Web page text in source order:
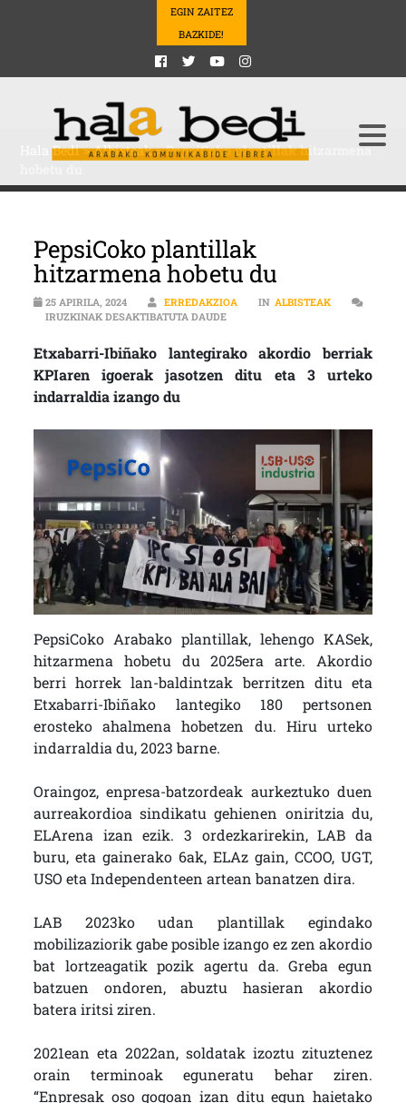
EGIN ZAITEZ
BAZKIDE!
Hala Bedi>Albisteak>PepsiCoko plantillak hitzarmena
PepsiCoko plantillak
hitzarmena hobetu du
25 APIRILA, 2024 ERREDAKZIOA IN ALBISTEAK
IRUZKINAK DESAKTIBATUTA DAUDEPEPSICOKO PLANTILLAK
Etxabarri-Ibiñako lantegirako akordio berriak
KPIaren igoerak jasotzen ditu eta 3 urteko
indarraldia izango du
PepsiCoko Arabako plantillak, lehengo KASek,
hitzarmena hobetu du 2025era arte. Akordio
berri horrek lan-baldintzak berritzen ditu eta
Etxabarri-Ibiñako lantegiko 180 pertsonen
erosteko ahalmena hobetzen du. Hiru urteko
indarraldia du, 2023 barne.
Oraingoz, enpresa-batzordeak aurkeztuko duen
aurreakordioa sindikatu gehienen oniritzia du,
ELArena izan ezik. 3 ordezkarirekin, LAB da
buru, eta gainerako 6ak, ELAz gain, CCOO, UGT,
USO eta Independenteen artean banatzen dira.
LAB 2023ko udan plantillak egindako
mobilizaziorik gabe posible izango ez zen akordio
bat lortzeagatik pozik agertu da. Greba egun
batzuen ondoren, abuztu hasieran akordio
batera iritsi ziren.
2021ean eta 2022an, soldatak izoztu zituztenez
orain terminoak eguneratu behar ziren.
“Enpresak oso gogoan izan ditu egun haietako